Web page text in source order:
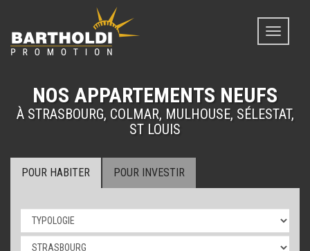
Toggle
NOS APPARTEMENTS NEUFS
À STRASBOURG, COLMAR, MULHOUSE, SÉLESTAT,
ST LOUIS
POUR HABITER POUR INVESTIR